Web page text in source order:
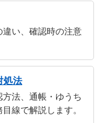
い、確認時の注意
処法
法、通帳・ゆうち
線で解説します。